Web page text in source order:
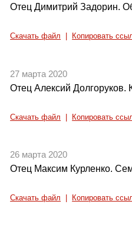
Отец Димитрий Задорин.
Скачать файл Копировать
27 марта 2020
Отец Алексий
Скачать файл Копировать
26 марта 2020
Отец Максим Курленко.
Скачать файл Копировать